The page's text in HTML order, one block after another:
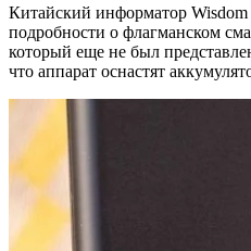
Китайский информатор
подробности о флагманском
который еще не был
что аппарат оснастят